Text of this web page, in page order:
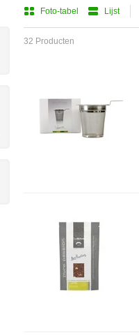
Foto-tabel Lijst
32 Producten